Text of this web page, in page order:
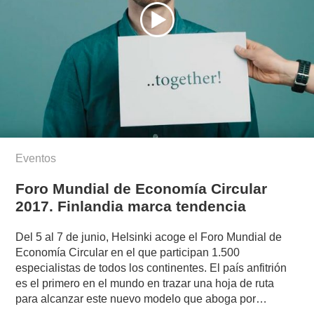
Eventos
Foro Mundial de Economía Circular
2017. Finlandia marca tendencia
Del 5 al 7 de junio, Helsinki acoge el Foro Mundial de
Economía Circular en el que participan 1.500
especialistas de todos los continentes. El país anfitrión
es el primero en el mundo en trazar una hoja de ruta
para alcanzar este nuevo modelo que aboga por…